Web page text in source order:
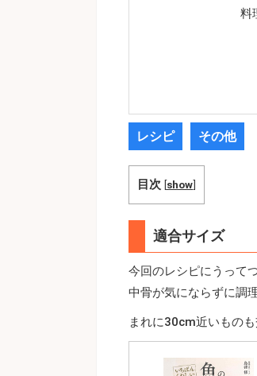
料
レシピ その他
目次 [show]
適合サイズ
今回のレシピにうって
中骨が気にならずに調
まれに30cm近いもの